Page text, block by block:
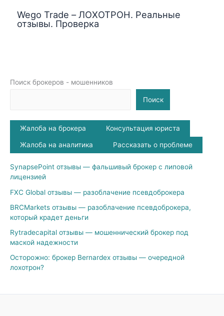
Поиск брокеров - мошенников
Поиск
Жалоба на брокера Консультация юриста
Жалоба на аналитика Рассказать о проблеме
SynapsePoint отзывы — фальшивый брокер с липовой
лицензией
FXC Global отзывы — разоблачение псевдоброкера
BRCMarkets отзывы — разоблачение псевдоброкера,
который крадет деньги
Rytradecapital отзывы — мошеннический брокер под
маской надежности
Осторожно: брокер Bernardex отзывы — очередной
лохотрон?
Wego Trade – ЛОХОТРОН. Реальные
отзывы. Проверка